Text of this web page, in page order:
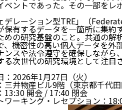
ベントであった。その一部をレ
デレーション型TRE」（
保有するデータを一箇所に集約
めの研究基盤のこと。共通の解
、機密性の高い個人データを外
ンスや法令遵守を確保しながら
る次世代の研究環境として注目
：2026年1月27日（火）
三井物産ビル9階（東京都千代田
13:30 開会 / 17:40 閉会
ワーキング・レセプション：